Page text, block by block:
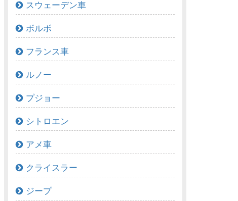
スウェーデン車
ボルボ
フランス車
ルノー
プジョー
シトロエン
アメ車
クライスラー
ジープ